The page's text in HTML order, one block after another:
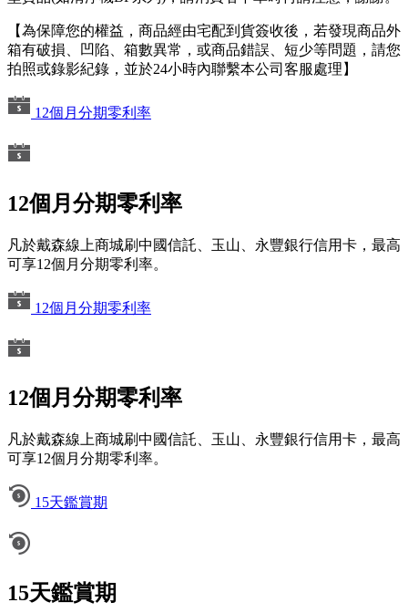
【為保障您的權益，商品經由宅配到貨簽收後，若發現商品外
箱有破損、凹陷、箱數異常，或商品錯誤、短少等問題，請您
拍照或錄影紀錄，並於24小時內聯繫本公司客服處理】
12個月分期零利率
12個月分期零利率
凡於戴森線上商城刷中國信託、玉山、永豐銀行信用卡，最高
可享12個月分期零利率。
12個月分期零利率
12個月分期零利率
凡於戴森線上商城刷中國信託、玉山、永豐銀行信用卡，最高
可享12個月分期零利率。
15天鑑賞期
15天鑑賞期